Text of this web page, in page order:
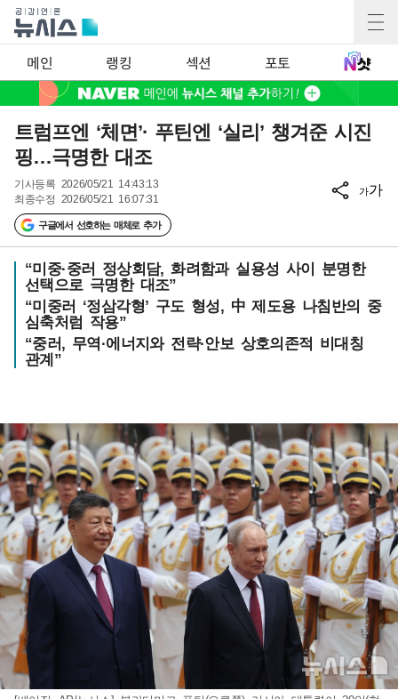
메인 랭킹 섹션 포토
트럼프엔 ‘체면’· 푸틴엔 ‘실리’ 챙겨준 시진
핑…극명한 대조
기사등록 2026/05/21 14:43:13
최종수정 2026/05/21 16:07:31
구글에서 선호하는 매체로 추가
가가
“미중·중러 정상회담, 화려함과 실용성 사이 분명한
선택으로 극명한 대조”
“미중러 ‘정삼각형’ 구도 형성, 中 제도용 나침반의 중
심축처럼 작용”
“중러, 무역·에너지와 전략·안보 상호의존적 비대칭
관계”